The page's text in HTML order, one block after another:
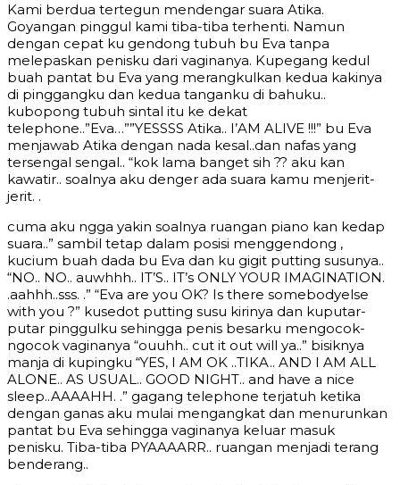
Kami berdua tertegun mendengar suara Atika.
Goyangan pinggul kami tiba-tiba terhenti. Namun
dengan cepat ku gendong tubuh bu Eva tanpa
melepaskan penisku dari vaginanya. Kupegang kedul
buah pantat bu Eva yang merangkulkan kedua kakinya
di pinggangku dan kedua tanganku di bahuku..
kubopong tubuh sintal itu ke dekat
telephone..”Eva…””YESSSS Atika.. I’AM ALIVE !!!” bu Eva
menjawab Atika dengan nada kesal..dan nafas yang
tersengal sengal.. “kok lama banget sih ?? aku kan
kawatir.. soalnya aku denger ada suara kamu menjerit-
jerit. .
cuma aku ngga yakin soalnya ruangan piano kan kedap
suara..” sambil tetap dalam posisi menggendong ,
kucium buah dada bu Eva dan ku gigit putting susunya..
“NO.. NO.. auwhhh.. IT’S.. IT’s ONLY YOUR IMAGINATION.
.aahhh..sss. .” “Eva are you OK? Is there somebodyelse
with you ?” kusedot putting susu kirinya dan kuputar-
putar pinggulku sehingga penis besarku mengocok-
ngocok vaginanya “ouuhh.. cut it out will ya..” bisiknya
manja di kupingku “YES, I AM OK ..TIKA.. AND I AM ALL
ALONE.. AS USUAL.. GOOD NIGHT.. and have a nice
sleep..AAAAHH. .” gagang telephone terjatuh ketika
dengan ganas aku mulai mengangkat dan menurunkan
pantat bu Eva sehingga vaginanya keluar masuk
penisku. Tiba-tiba PYAAAARR.. ruangan menjadi terang
benderang..